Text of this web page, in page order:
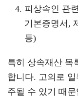
피상속인 관
기본증명서,
등)
특히 상속재산 목
합니다. 고의로
주될 수 있기 때